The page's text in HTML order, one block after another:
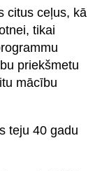
citus ceļus, kā
tikai
priekšmetu
mācību
teju 40 gadu